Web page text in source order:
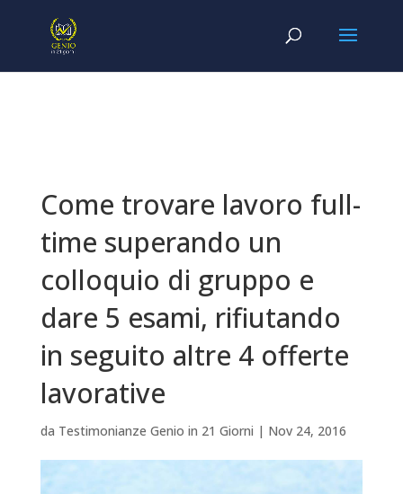
Come trovare lavoro full-
time superando un
colloquio di gruppo e
dare 5 esami, rifiutando
in seguito altre 4 offerte
lavorative
da Testimonianze Genio in 21 Giorni | Nov 24, 2016